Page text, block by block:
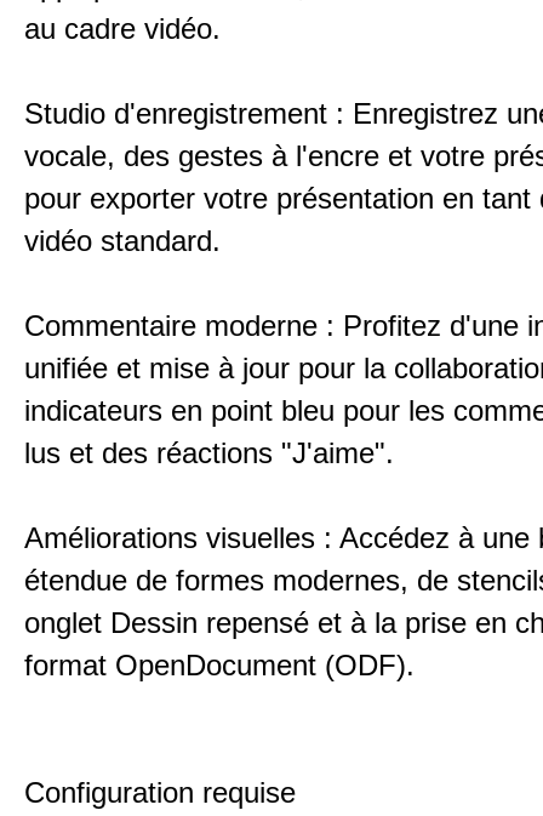
au cadre vidéo.
Studio d'enregistrement : Enregistrez
vocale, des gestes à l'encre et votre
pour exporter votre présentation en tant
vidéo standard.
Commentaire moderne : Profitez d'une
unifiée et mise à jour pour la
indicateurs en point bleu pour les
lus et des réactions "J'aime".
Améliorations visuelles : Accédez à une
étendue de formes modernes, de
onglet Dessin repensé et à la prise en
format OpenDocument (ODF).
Configuration requise